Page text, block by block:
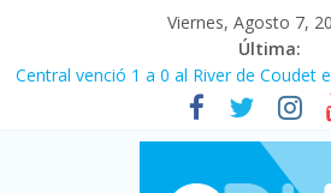
Viernes, Agosto 7,
Última:
Central venció 1 a 0 al River de Coudet
La morosidad alcanzó su nivel más alto
afecta a 400 mil deudores en Santa Fe
Desde que asumió Milei cerraron
denuncia crisis como en 2001